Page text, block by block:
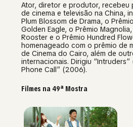
Ator, diretor e produtor, recebeu
de cinema e televisão na China,
Plum Blossom de Drama, o
Golden Eagle, o Prêmio
Rooster e o Prêmio Hundred
homenageado com o prêmio de
de Cinema do Cairo, além de
internacionais. Dirigiu
Phone Call” (2006).
Filmes na 49ª Mostra